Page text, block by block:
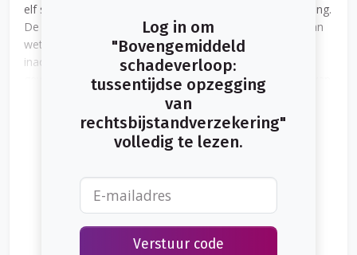
elf schades heeft geclaimd op de rechtsbijstandverzekering.
De gevolmachtigde laat de consument als gevolg daarvan
weten dat de verzekering wordt opgezegd met
inachtneming van een termijn van twee maanden. De
gevolmachtigde beroept zich daarbij op artikel 10 sub d van
de algemene voorwaarden:
Log in om
"Bovengemiddeld
schadeverloop:
tussentijdse opzegging
van
rechtsbijstandverzekering"
volledig te lezen.
Verstuur code